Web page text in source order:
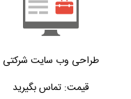
طراحی وب سایت شرکتی
قیمت: تماس بگیرید